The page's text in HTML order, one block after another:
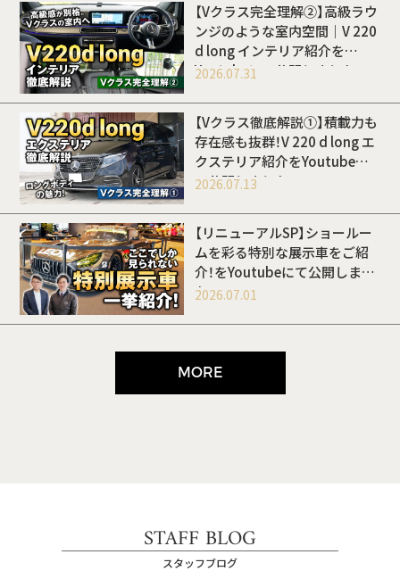
【Vクラス完全理解②】高級ラウ
ンジのような室内空間｜V 220
d long インテリア紹介を
Youtubeにて公開しました
2026.07.31
【Vクラス徹底解説①】積載力も
存在感も抜群！V 220 d long エ
クステリア紹介をYoutubeに
て公開しました
2026.07.13
【リニューアルSP】ショールー
ムを彩る特別な展示車をご紹
介！をYoutubeにて公開しまし
た
2026.07.01
MORE
STAFF BLOG
スタッフブログ